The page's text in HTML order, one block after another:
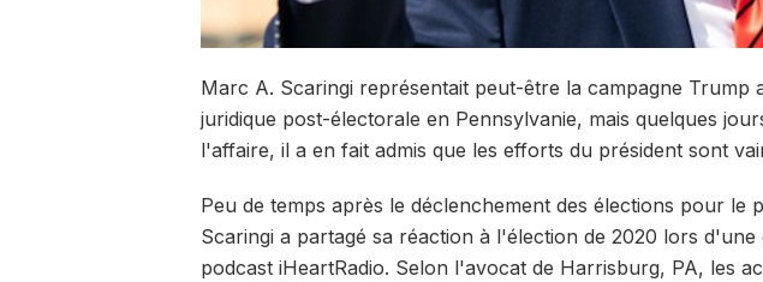
Marc A. Scaringi représentait peut-être la campagne Trump
juridique post-électorale en Pennsylvanie, mais quelques
l'affaire, il a en fait admis que les efforts du président sont
Peu de temps après le déclenchement des élections pour le
Scaringi a partagé sa réaction à l'élection de 2020 lors
podcast iHeartRadio. Selon l'avocat de Harrisburg, PA, les